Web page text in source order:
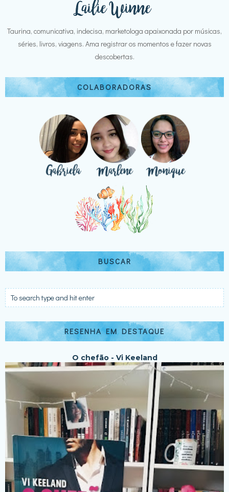
Taurina, comunicativa, indecisa, marketologa apaixonada por músicas,
séries, livros, viagens. Ama registrar os momentos e fazer novas
descobertas.
COLABORADORAS
BUSCAR
RESENHA EM DESTAQUE
O chefão - Vi Keeland